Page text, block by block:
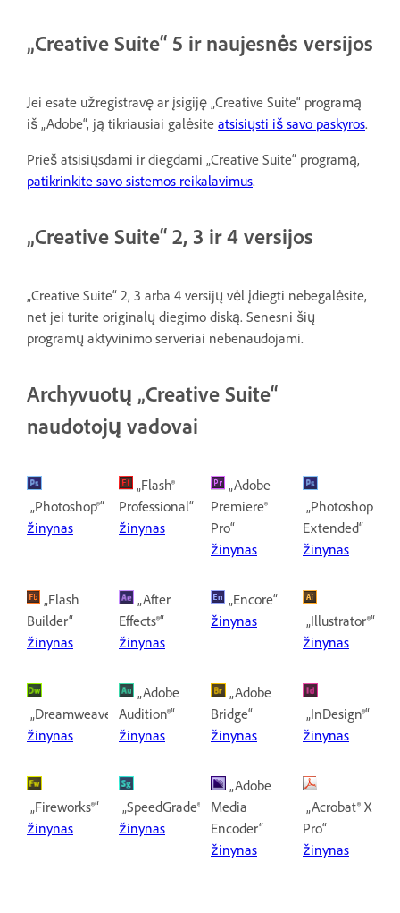
„Creative Suite“ 5 ir naujesnės versijos
Jei esate užregistravę ar įsigiję „Creative Suite“ programą
iš „Adobe“, ją tikriausiai galėsite atsisiųsti iš savo paskyros.
Prieš atsisiųsdami ir diegdami „Creative Suite“ programą,
patikrinkite savo sistemos reikalavimus.
„Creative Suite“ 2, 3 ir 4 versijos
„Creative Suite“ 2, 3 arba 4 versijų vėl įdiegti nebegalėsite,
net jei turite originalų diegimo diską. Senesni šių
programų aktyvinimo serveriai nebenaudojami.
Archyvuotų „Creative Suite“
naudotojų vadovai
„Photoshop®“
žinynas
„Flash®
Professional“
žinynas
„Adobe
Premiere®
Pro“
žinynas
„Photoshop
Extended“
žinynas
„Flash
Builder“
žinynas
„After
Effects®“
žinynas
„Encore“
žinynas
„Illustrator®“
žinynas
„Dreamweaver®“
žinynas
„Adobe
Audition®“
žinynas
„Adobe
Bridge“
žinynas
„InDesign®“
žinynas
„Fireworks®“
žinynas
„SpeedGrade®“
žinynas
„Adobe
Media
Encoder“
žinynas
„Acrobat® X
Pro“
žinynas